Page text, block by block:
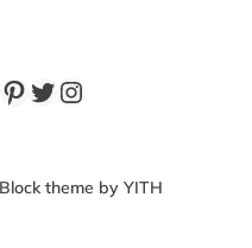
Pinterest
X Instagram
theme by YITH